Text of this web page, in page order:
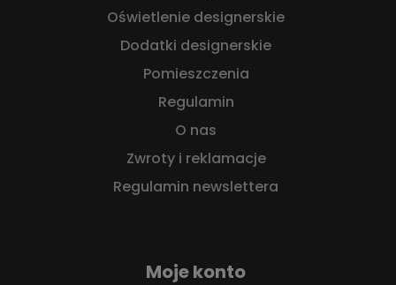
Oświetlenie designerskie
Dodatki designerskie
Pomieszczenia
Regulamin
O nas
Zwroty i reklamacje
Regulamin newslettera
Moje konto